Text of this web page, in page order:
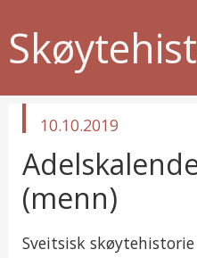
published
10.10.2019
(menn)
Sveitsisk